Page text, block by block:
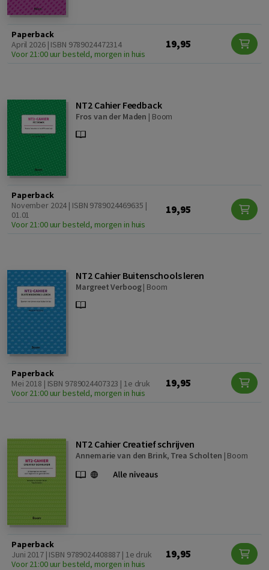
Paperback
April 2026 | ISBN 9789024472314
Voor 21:00 uur besteld, morgen in huis
19,95
NT2 Cahier Feedback
Fros van der Maden | Boom
Paperback
November 2024 | ISBN 9789024469635 |
01.01
Voor 21:00 uur besteld, morgen in huis
19,95
NT2 Cahier Buitenschools leren
Margreet Verboog| Boom
Paperback
Mei 2018 | ISBN 9789024407323 | 1e druk
Voor 21:00 uur besteld, morgen in huis
19,95
NT2 Cahier Creatief schrijven
Annemarie van den Brink, Trea Scholten | Boom
Paperback
Juni 2017 | ISBN 9789024408887 | 1e druk
Voor 21:00 uur besteld, morgen in huis
19,95